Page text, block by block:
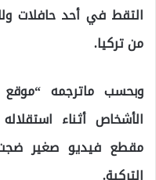
التقط في أحد حافلات
من تركيا.
وبحسب ماترجمه
الأشخاص أثناء
مقطع فيديو صغير ضجت